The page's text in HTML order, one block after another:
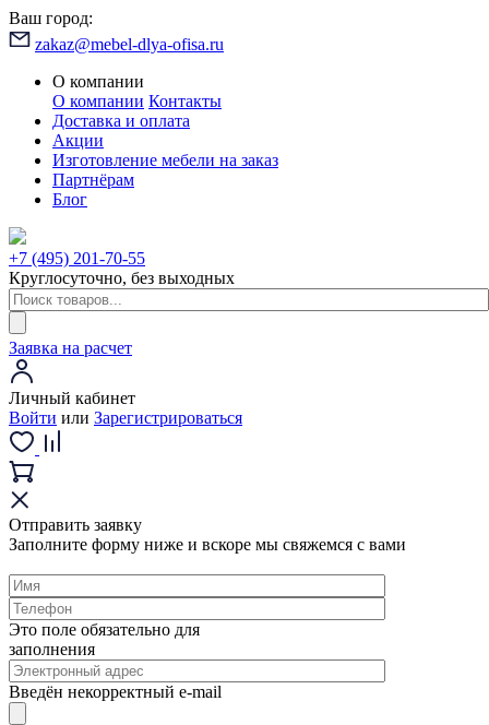
Ваш город:
zakaz@mebel-dlya-ofisa.ru
О компании
О компании Контакты
Доставка и оплата
Акции
Изготовление мебели на заказ
Партнёрам
Блог
+7 (495) 201-70-55
Круглосуточно, без выходных
Заявка на расчет
Личный кабинет
Войти или Зарегистрироваться
Отправить заявку
Заполните форму ниже и вскоре мы свяжемся с вами
Это поле обязательно для
заполнения
Введён некорректный e-mail